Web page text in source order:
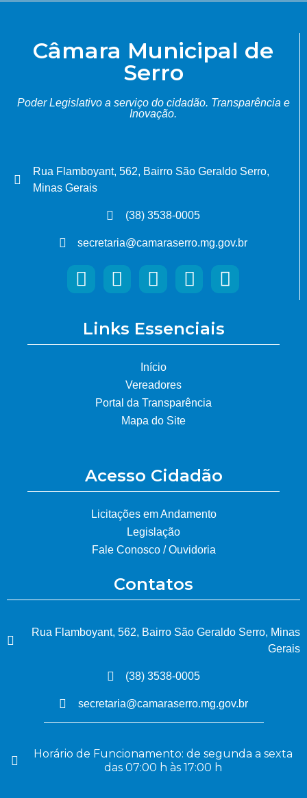
Câmara Municipal de
Serro
Poder Legislativo a serviço do cidadão. Transparência e
Inovação.
Rua Flamboyant, 562, Bairro São Geraldo Serro,
Minas Gerais
(38) 3538-0005
secretaria@camaraserro.mg.gov.br
Links Essenciais
Início
Vereadores
Portal da Transparência
Mapa do Site
Acesso Cidadão
Licitações em Andamento
Legislação
Fale Conosco / Ouvidoria
Contatos
Rua Flamboyant, 562, Bairro São Geraldo Serro, Minas
Gerais
(38) 3538-0005
secretaria@camaraserro.mg.gov.br
Horário de Funcionamento: de segunda a sexta
das 07:00 h às 17:00 h